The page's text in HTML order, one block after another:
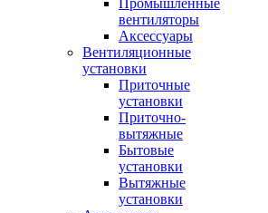
Промышленные
вентиляторы
Аксессуары
Вентиляционные
установки
Приточные
установки
Приточно-
вытяжные
Бытовые
установки
Вытяжные
установки